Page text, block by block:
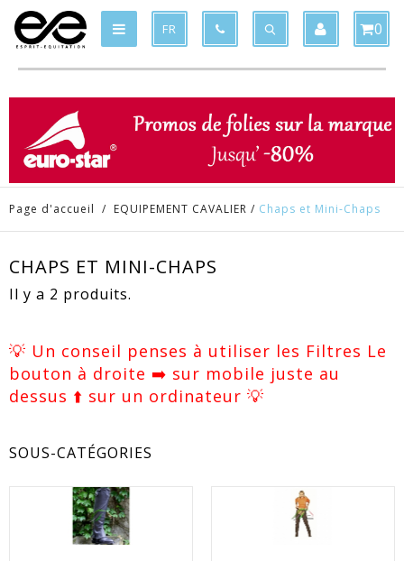
FR 0
Page d'accueil / EQUIPEMENT CAVALIER / Chaps et Mini-Chaps
CHAPS ET MINI-CHAPS
Il y a 2 produits.
💡 Un conseil penses à utiliser les Filtres Le
bouton à droite ➡️ sur mobile juste au
dessus ⬆️ sur un ordinateur 💡
SOUS-CATÉGORIES
Produit ajouté au panier x
Produit supprimé du panier x